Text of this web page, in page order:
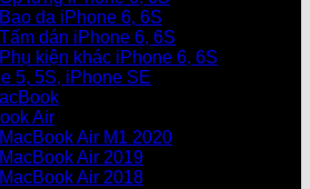
Bao da iPhone 6, 6S
Tấm dán iPhone 6, 6S
Phụ kiện khác iPhone 6, 6S
5, 5S, iPhone SE
Air
MacBook Air M1 2020
MacBook Air 2019
MacBook Air 2018